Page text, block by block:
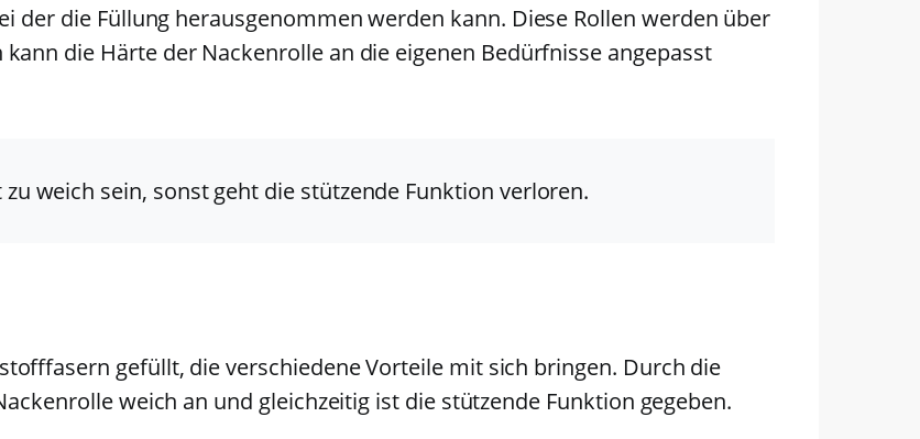
der die Füllung herausgenommen werden kann. Diese Rollen werden über
die Härte der Nackenrolle an die eigenen Bedürfnisse angepasst
weich sein, sonst geht die stützende Funktion verloren.
gefüllt, die verschiedene Vorteile mit sich bringen. Durch die
weich an und gleichzeitig ist die stützende Funktion gegeben.